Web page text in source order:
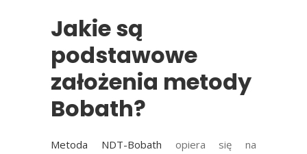
Jakie są
podstawowe
założenia metody
Bobath?
Metoda NDT-Bobath
opiera się na